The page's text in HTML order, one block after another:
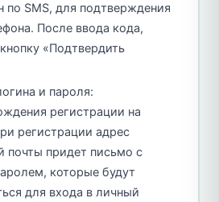
по SMS, для подтверждения
После ввода кода,
«Подтвердить
и пароля:
регистрации на
регистрации адрес
почты придет письмо с
которые будут
для входа в личный